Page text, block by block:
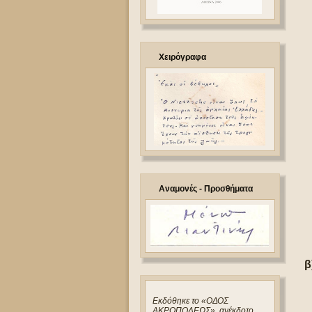
Χειρόγραφα
Αναμονές - Προσθήματα
Eκδόθηκε το «ΟΔΟΣ